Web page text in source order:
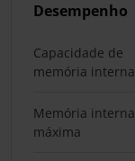
Desempenho
Capacidade de
memória interna
Memória interna
máxima